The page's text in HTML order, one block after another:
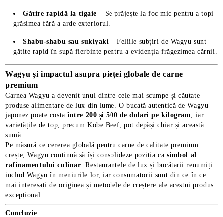
Gătire rapidă la tigaie – Se prăjește la foc mic pentru a topi
grăsimea fără a arde exteriorul.
Shabu-shabu sau sukiyaki – Feliile subțiri de Wagyu sunt
gătite rapid în supă fierbinte pentru a evidenția frăgezimea cărnii.
Wagyu și impactul asupra pieței globale de carne
premium
Carnea Wagyu a devenit unul dintre cele mai scumpe și căutate
produse alimentare de lux din lume. O bucată autentică de Wagyu
japonez poate costaîntre 200 și 500 de dolari pe kilogram, iar
varietățile de top, precum Kobe Beef, pot depăși chiar și această
sumă.
Pe măsură ce cererea globală pentru carne de calitate premium
crește, Wagyu continuă să își consolideze poziția ca simbol al
rafinamentului culinar. Restaurantele de lux și bucătarii renumiți
includ Wagyu în meniurile lor, iar consumatorii sunt din ce în ce
mai interesați de originea și metodele de creștere ale acestui produs
excepțional.
Concluzie